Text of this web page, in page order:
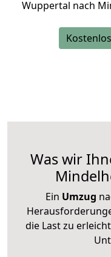
Wuppertal nach
Was wir
Ein Umzug
die Last zu